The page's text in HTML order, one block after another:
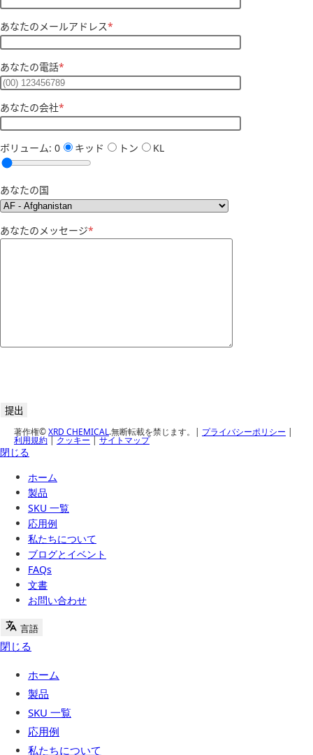
あなたのメールアドレス*
あなたの電話*
あなたの会社*
ボリューム: 0 キッド トン KL
あなたの国
あなたのメッセージ*
著作権©XRD CHEMICAL.無断転載を禁じます。| プライバシーポリシー |
利用規約|クッキー|サイトマップ
閉じる
ホーム
製品
SKU 一覧
応用例
私たちについて
ブログとイベント
FAQs
文書
お問い合わせ
言語
閉じる
ホーム
製品
SKU 一覧
応用例
私たちについて